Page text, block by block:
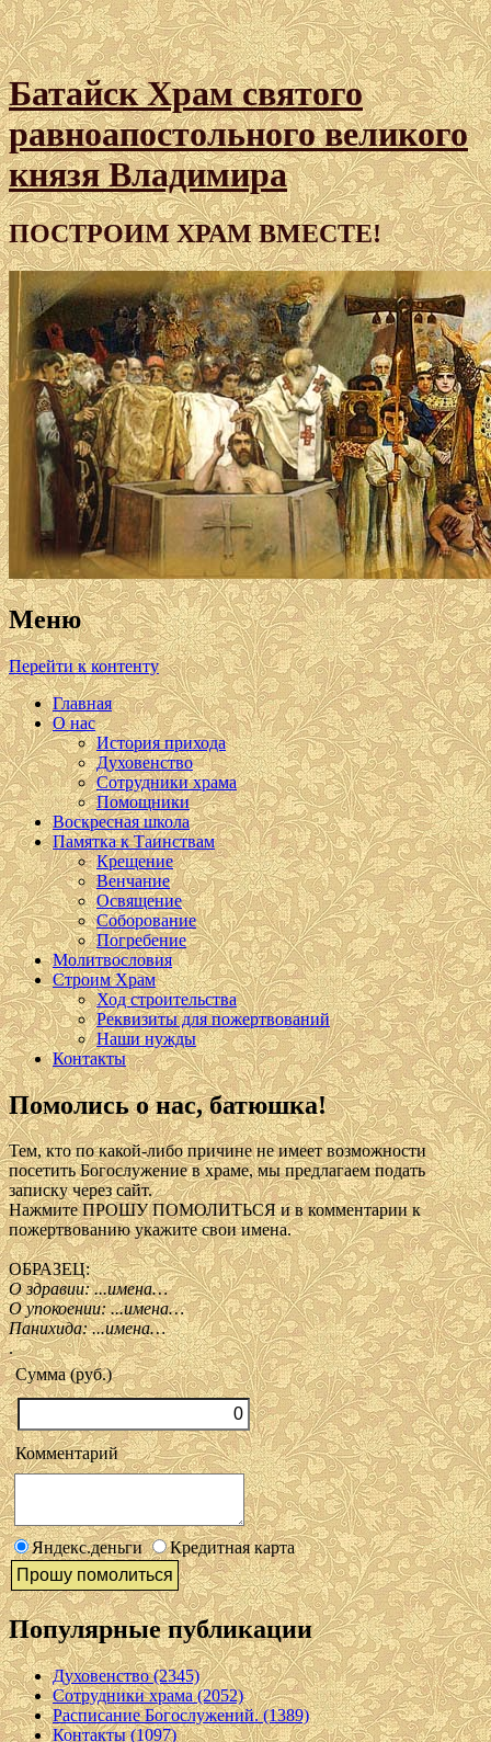
Батайск Храм святого
равноапостольного великого
князя Владимира
ПОСТРОИМ ХРАМ ВМЕСТЕ!
Меню
Перейти к контенту
Главная
О нас
История прихода
Духовенство
Сотрудники храма
Помощники
Воскресная школа
Памятка к Таинствам
Крещение
Венчание
Освящение
Соборование
Погребение
Молитвословия
Строим Храм
Ход строительства
Реквизиты для пожертвований
Наши нужды
Контакты
Помолись о нас, батюшка!
Тем, кто по какой-либо причине не имеет возможности
посетить Богослужение в храме, мы предлагаем подать
записку через сайт.
Нажмите ПРОШУ ПОМОЛИТЬСЯ и в комментарии к
пожертвованию укажите свои имена.
ОБРАЗЕЦ:
О здравии: ...имена…
О упокоении: ...имена…
Панихида: ...имена…
.
Сумма (руб.)
Комментарий
Яндекс.деньги Кредитная карта
Популярные публикации
Духовенство (2345)
Сотрудники храма (2052)
Расписание Богослужений. (1389)
Контакты (1097)